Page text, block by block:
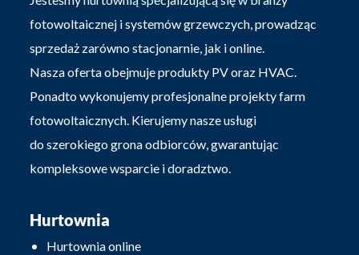
fotowoltaicznej i systemów grzewczych, prowadząc
sprzedaż zarówno stacjonarnie, jak i online.
Nasza oferta obejmuje produkty PV oraz HVAC.
Ponadto wykonujemy profesjonalne projekty farm
fotowoltaicznych. Kierujemy nasze usługi
do szerokiego grona odbiorców, gwarantując
kompleksowe wsparcie i doradztwo.
Hurtownia
Hurtownia online